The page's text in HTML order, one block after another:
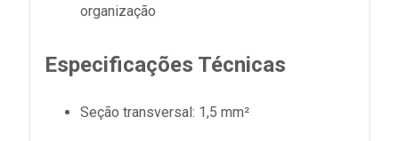
organização
Especificações Técnicas
Seção transversal: 1,5 mm²